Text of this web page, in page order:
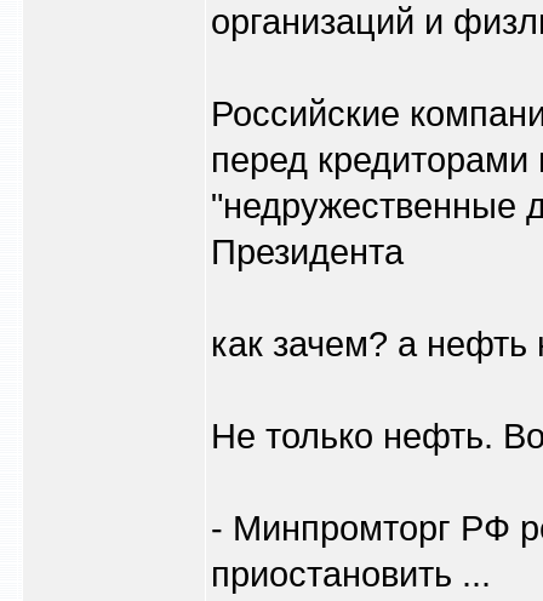
организаций и
Российские
перед
"недружественные
Президента
как зачем? а нефть
Не только нефть.
- Минпромторг РФ
приостановить ...